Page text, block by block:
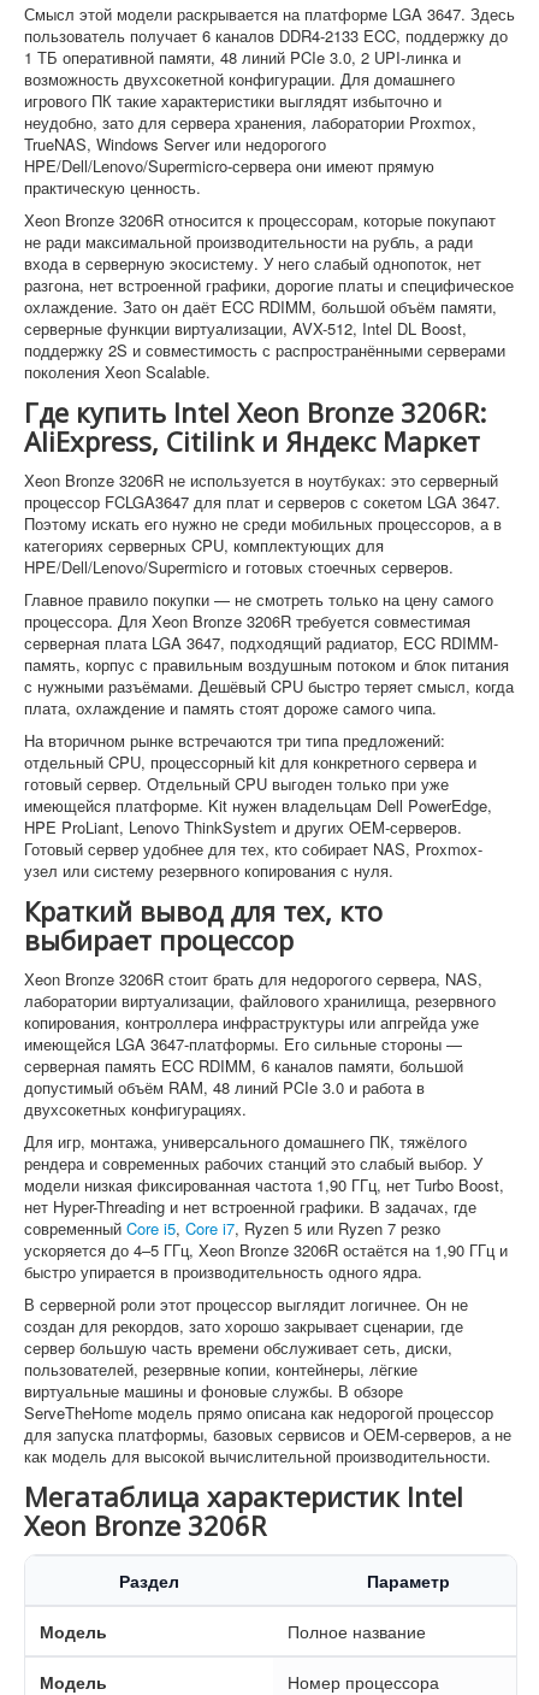
Смысл этой модели раскрывается на платформе LGA 3647. Здесь
пользователь получает 6 каналов DDR4-2133 ECC, поддержку до
1 ТБ оперативной памяти, 48 линий PCIe 3.0, 2 UPI-линка и
возможность двухсокетной конфигурации. Для домашнего
игрового ПК такие характеристики выглядят избыточно и
неудобно, зато для сервера хранения, лаборатории Proxmox,
TrueNAS, Windows Server или недорогого
HPE/Dell/Lenovo/Supermicro-сервера они имеют прямую
практическую ценность.
Xeon Bronze 3206R относится к процессорам, которые покупают
не ради максимальной производительности на рубль, а ради
входа в серверную экосистему. У него слабый однопоток, нет
разгона, нет встроенной графики, дорогие платы и специфическое
охлаждение. Зато он даёт ECC RDIMM, большой объём памяти,
серверные функции виртуализации, AVX-512, Intel DL Boost,
поддержку 2S и совместимость с распространёнными серверами
поколения Xeon Scalable.
Где купить Intel Xeon Bronze 3206R:
AliExpress, Citilink и Яндекс Маркет
Xeon Bronze 3206R не используется в ноутбуках: это серверный
процессор FCLGA3647 для плат и серверов с сокетом LGA 3647.
Поэтому искать его нужно не среди мобильных процессоров, а в
категориях серверных CPU, комплектующих для
HPE/Dell/Lenovo/Supermicro и готовых стоечных серверов.
Главное правило покупки — не смотреть только на цену самого
процессора. Для Xeon Bronze 3206R требуется совместимая
серверная плата LGA 3647, подходящий радиатор, ECC RDIMM-
память, корпус с правильным воздушным потоком и блок питания
с нужными разъёмами. Дешёвый CPU быстро теряет смысл, когда
плата, охлаждение и память стоят дороже самого чипа.
На вторичном рынке встречаются три типа предложений:
отдельный CPU, процессорный kit для конкретного сервера и
готовый сервер. Отдельный CPU выгоден только при уже
имеющейся платформе. Kit нужен владельцам Dell PowerEdge,
HPE ProLiant, Lenovo ThinkSystem и других OEM-серверов.
Готовый сервер удобнее для тех, кто собирает NAS, Proxmox-
узел или систему резервного копирования с нуля.
Краткий вывод для тех, кто
выбирает процессор
Xeon Bronze 3206R стоит брать для недорогого сервера, NAS,
лаборатории виртуализации, файлового хранилища, резервного
копирования, контроллера инфраструктуры или апгрейда уже
имеющейся LGA 3647-платформы. Его сильные стороны —
серверная память ECC RDIMM, 6 каналов памяти, большой
допустимый объём RAM, 48 линий PCIe 3.0 и работа в
двухсокетных конфигурациях.
Для игр, монтажа, универсального домашнего ПК, тяжёлого
рендера и современных рабочих станций это слабый выбор. У
модели низкая фиксированная частота 1,90 ГГц, нет Turbo Boost,
нет Hyper-Threading и нет встроенной графики. В задачах, где
современный Core i5, Core i7, Ryzen 5 или Ryzen 7 резко
ускоряется до 4–5 ГГц, Xeon Bronze 3206R остаётся на 1,90 ГГц и
быстро упирается в производительность одного ядра.
В серверной роли этот процессор выглядит логичнее. Он не
создан для рекордов, зато хорошо закрывает сценарии, где
сервер большую часть времени обслуживает сеть, диски,
пользователей, резервные копии, контейнеры, лёгкие
виртуальные машины и фоновые службы. В обзоре
ServeTheHome модель прямо описана как недорогой процессор
для запуска платформы, базовых сервисов и OEM-серверов, а не
как модель для высокой вычислительной производительности.
Мегатаблица характеристик Intel
Xeon Bronze 3206R
Раздел Параметр
Модель Полное название
Модель Номер процессора